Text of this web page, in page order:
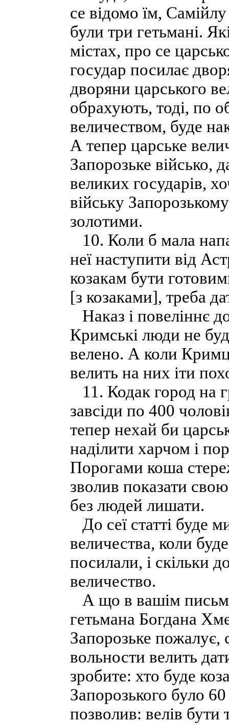
се відомо їм,
були три гетьмані.
містах, про се
государ посилає
дворяни царського
обрахують, тоді, по
величеством, буде
А тепер царське
Запорозьке військо,
великих государів,
війську
золотими.
10. Коли б мала
неї наступити від
козакам бути
[з козаками], треба
Наказ і повеліннє
Кримські люди не
велено. А коли
велить на них іти
11. Кодак город на
завсіди по 400
тепер нехай би
наділити харчом і
Порогами коша
зволив показати
без людей лишати.
До сеї статті буде
величества, коли
посилали, і скільки
величество.
А що в вашім
гетьмана Богдана
Запорозьке пожалує,
вольности велить
зробите: хто буде
Запорозького було
позволив: велів бути